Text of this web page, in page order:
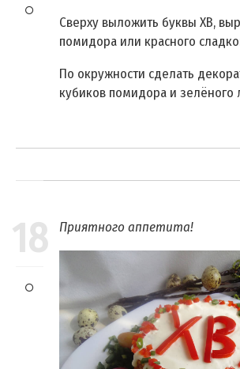
Сверху выложить буквы ХВ,
помидора или красного
По окружности сделать
кубиков помидора и зелёного
18 Приятного аппетита!